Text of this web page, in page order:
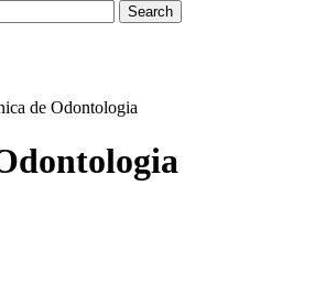
Search
de Odontologia